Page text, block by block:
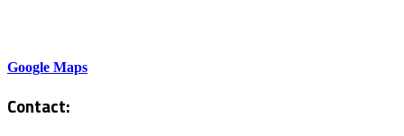
Google Maps
Contact: